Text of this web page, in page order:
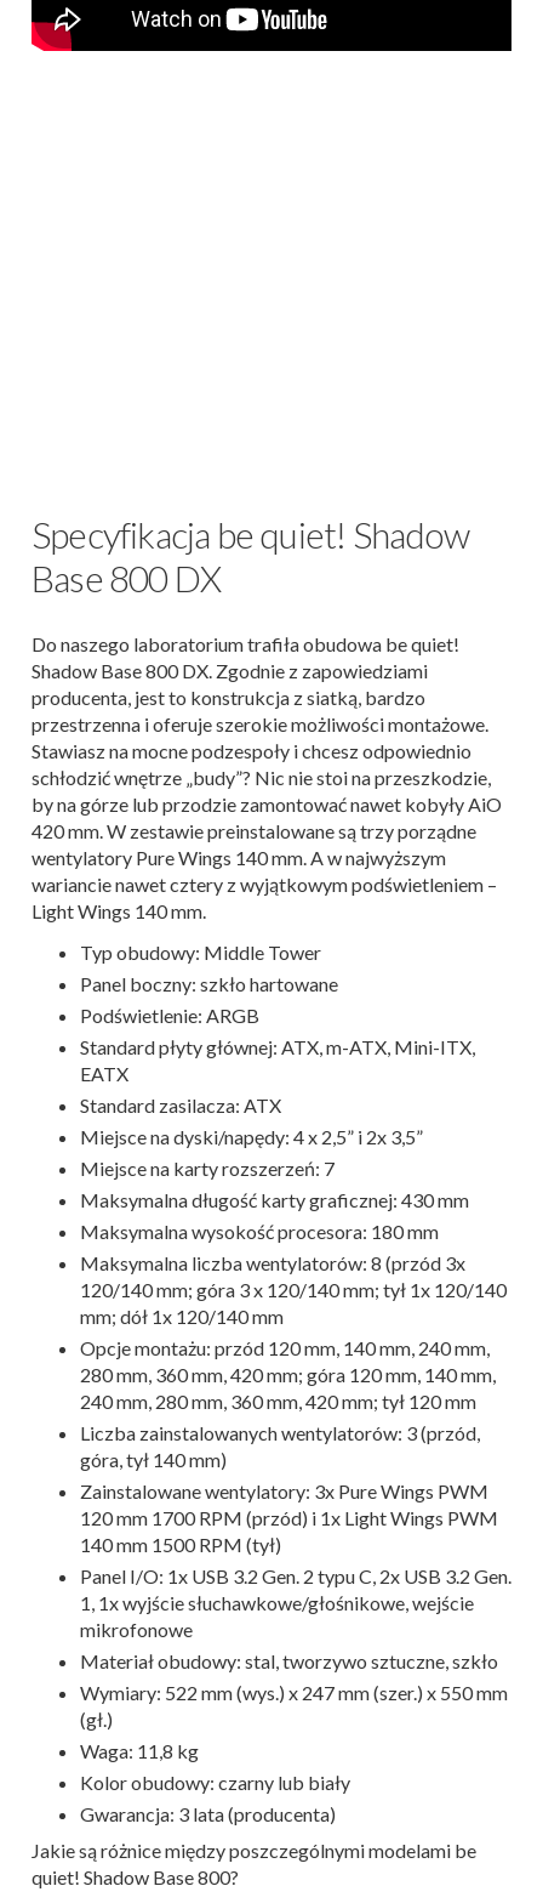
Specyfikacja be quiet! Shadow
Base 800 DX
Do naszego laboratorium trafiła obudowa be quiet!
Shadow Base 800 DX. Zgodnie z zapowiedziami
producenta, jest to konstrukcja z siatką, bardzo
przestrzenna i oferuje szerokie możliwości montażowe.
Stawiasz na mocne podzespoły i chcesz odpowiednio
schłodzić wnętrze „budy”? Nic nie stoi na przeszkodzie,
by na górze lub przodzie zamontować nawet kobyły AiO
420 mm. W zestawie preinstalowane są trzy porządne
wentylatory Pure Wings 140 mm. A w najwyższym
wariancie nawet cztery z wyjątkowym podświetleniem –
Light Wings 140 mm.
Typ obudowy: Middle Tower
Panel boczny: szkło hartowane
Podświetlenie: ARGB
Standard płyty głównej: ATX, m-ATX, Mini-ITX,
EATX
Standard zasilacza: ATX
Miejsce na dyski/napędy: 4 x 2,5” i 2x 3,5”
Miejsce na karty rozszerzeń: 7
Maksymalna długość karty graficznej: 430 mm
Maksymalna wysokość procesora: 180 mm
Maksymalna liczba wentylatorów: 8 (przód 3x
120/140 mm; góra 3 x 120/140 mm; tył 1x 120/140
mm; dół 1x 120/140 mm
Opcje montażu: przód 120 mm, 140 mm, 240 mm,
280 mm, 360 mm, 420 mm; góra 120 mm, 140 mm,
240 mm, 280 mm, 360 mm, 420 mm; tył 120 mm
Liczba zainstalowanych wentylatorów: 3 (przód,
góra, tył 140 mm)
Zainstalowane wentylatory: 3x Pure Wings PWM
120 mm 1700 RPM (przód) i 1x Light Wings PWM
140 mm 1500 RPM (tył)
Panel I/O: 1x USB 3.2 Gen. 2 typu C, 2x USB 3.2 Gen.
1, 1x wyjście słuchawkowe/głośnikowe, wejście
mikrofonowe
Materiał obudowy: stal, tworzywo sztuczne, szkło
Wymiary: 522 mm (wys.) x 247 mm (szer.) x 550 mm
(gł.)
Waga: 11,8 kg
Kolor obudowy: czarny lub biały
Gwarancja: 3 lata (producenta)
Jakie są różnice między poszczególnymi modelami be
quiet! Shadow Base 800?